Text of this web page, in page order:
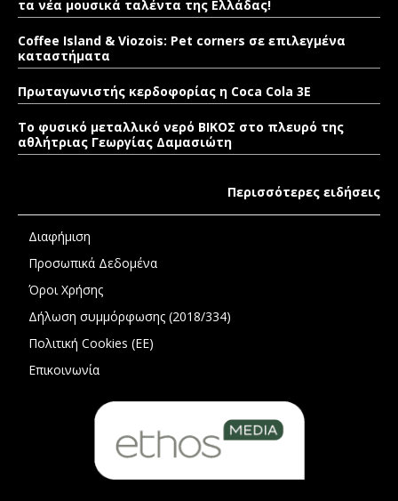
τα νέα μουσικά ταλέντα της Ελλάδας!
Coffee Island & Viozois: Pet corners σε επιλεγμένα
καταστήματα
Πρωταγωνιστής κερδοφορίας η Coca Cola 3E
Το φυσικό μεταλλικό νερό ΒΙΚΟΣ στο πλευρό της
αθλήτριας Γεωργίας Δαμασιώτη
Περισσότερες ειδήσεις
Διαφήμιση
Προσωπικά Δεδομένα
Όροι Χρήσης
Δήλωση συμμόρφωσης (2018/334)
Πολιτική Cookies (ΕΕ)
Επικοινωνία